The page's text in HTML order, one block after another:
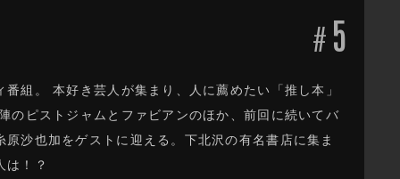
# 5
組。 本好き芸人が集まり、人に薦めたい「推し本」
のピストジャムとファビアンのほか、前回に続いてバ
沙也加をゲストに迎える。下北沢の有名書店に集ま
は！？